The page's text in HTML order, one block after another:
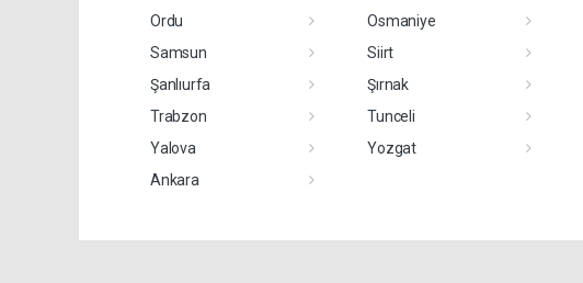
Ordu
Osmaniye
Samsun
Siirt
Şanlıurfa
Şırnak
Trabzon
Tunceli
Yalova
Yozgat
Ankara